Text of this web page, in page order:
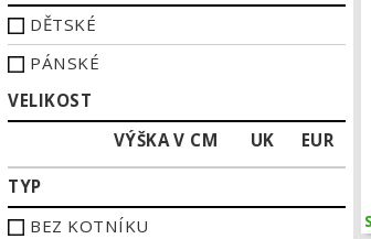
VELIKOST
EUR
VÝŠKA V CM UK
DĚTSKÉ
PÁNSKÉ
TYP
BEZ KOTNÍKU